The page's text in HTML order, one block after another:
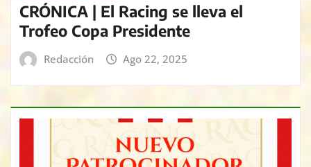
CRÓNICA | El Racing se lleva el
Trofeo Copa Presidente
Redacción Ago 22, 2025